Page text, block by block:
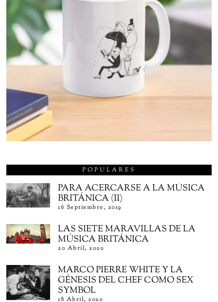
POPULARES
PARA ACERCARSE A LA MÚSICA
BRITÁNICA (II)
16 Septiembre, 2019
LAS SIETE MARAVILLAS DE LA
MÚSICA BRITÁNICA
20 Abril, 2020
MARCO PIERRE WHITE Y LA
GÉNESIS DEL CHEF COMO SEX
SYMBOL
18 Abril, 2020